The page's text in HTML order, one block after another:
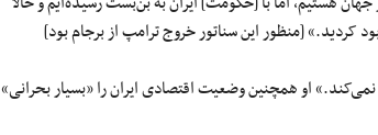
کردید.» [منظور این سناتور خروج ترامپ از برجام بود]
او همچنین وضعیت اقتصادی ایران را «بسیار بحرانی»